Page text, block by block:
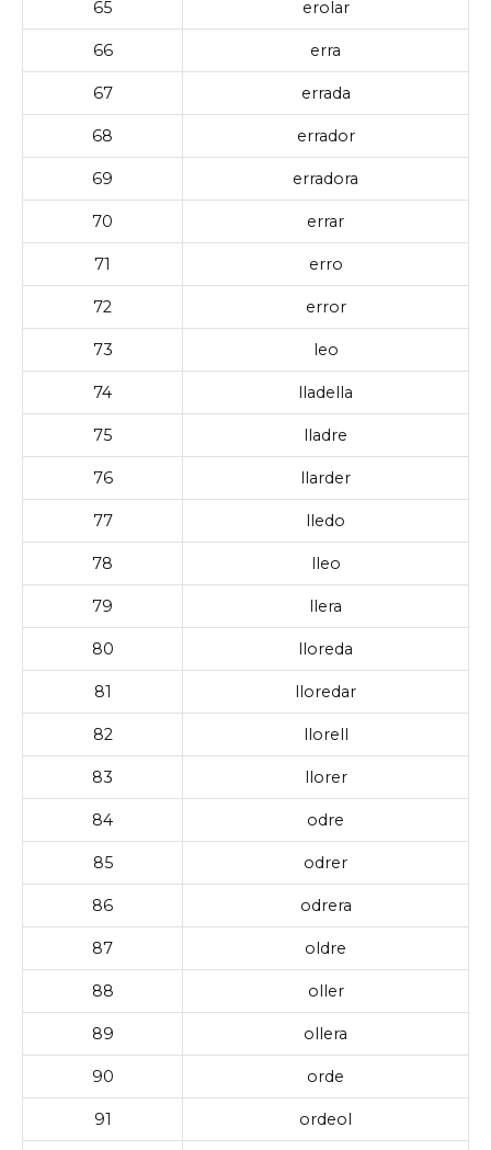
65 erolar
66 erra
67 errada
68 errador
69 erradora
70 errar
71 erro
72 error
73 leo
74 lladella
75 lladre
76 llarder
77 lledo
78 lleo
79 llera
80 lloreda
81 lloredar
82 llorell
83 llorer
84 odre
85 odrer
86 odrera
87 oldre
88 oller
89 ollera
90 orde
91 ordeol